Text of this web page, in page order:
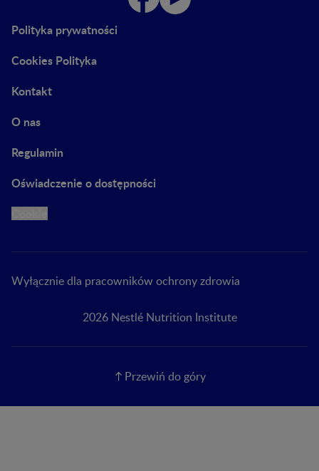
Polityka prywatności
Cookies Polityka
Kontakt
O nas
Regulamin
Oświadczenie o dostępności
Wyłącznie dla pracowników ochrony zdrowia
2026 Nestlé Nutrition Institute
Przewiń do góry